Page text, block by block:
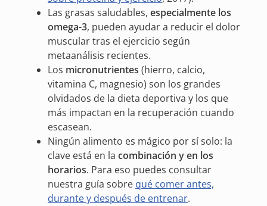
Las grasas saludables, especialmente los
omega-3, pueden ayudar a reducir el dolor
muscular tras el ejercicio según
metaanálisis recientes.
Los micronutrientes (hierro, calcio,
vitamina C, magnesio) son los grandes
olvidados de la dieta deportiva y los que
más impactan en la recuperación cuando
escasean.
Ningún alimento es mágico por sí solo: la
clave está en la combinación y en los
horarios. Para eso puedes consultar
nuestra guía sobre qué comer antes,
durante y después de entrenar.